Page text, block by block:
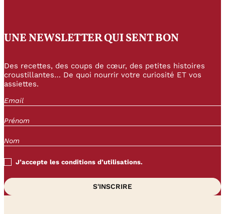
UNE NEWSLETTER QUI SENT BON
Des recettes, des coups de cœur, des petites histoires
croustillantes… De quoi nourrir votre curiosité ET vos
assiettes.
J’accepte les conditions d’utilisations.